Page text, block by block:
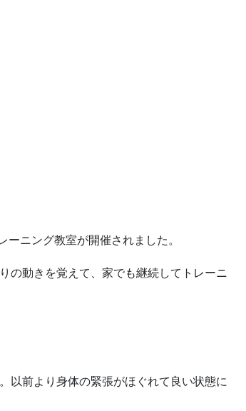
ニング教室が開催されました。
の動きを覚えて、家でも継続してトレーニ
以前より身体の緊張がほぐれて良い状態に